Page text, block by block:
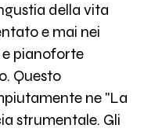
della vita
e mai nei
pianoforte
Questo
ne "La
strumentale. Gli